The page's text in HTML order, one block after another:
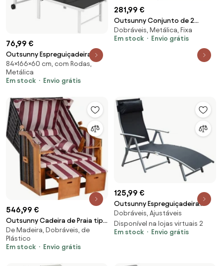
76,99 €
Outsunny Espreguiçadeira
Reclinável de Jardim com Rodas
Encosto Ajustável em 5 Níveis e
Estrutura de Aço 166x60x84 cm
84×166×60 cm, com Rodas,
Metálica
Em stock
Envio grátis
281,99 €
Outsunny Conjunto de 2
Espreguiçadeiras de Sol
Dobráveis para Jardim,
Espreguiçadeiras em Texteline
e Alumínio, para Praia, Piscina,
Dobráveis, Metálica, Fixa
Em stock
Envio grátis
546,99 €
Outsunny Cadeira de Praia tipo
Strandkorb, 2 Lugares,
Estrutura em Madeira de
Pinheiro, Encosto Ajustável em
De Madeira, Dobráveis, de
Plástico
Em stock
Envio grátis
125,99 €
Outsunny Espreguiçadeira
Dobrável Jardim Ajustável 7
Posições Apoio Cabeça
137x63,5x100,5cm Preto Relax |
Dobráveis, Ajustáveis
Disponível na lojas virtuais 2
Em stock
Envio grátis